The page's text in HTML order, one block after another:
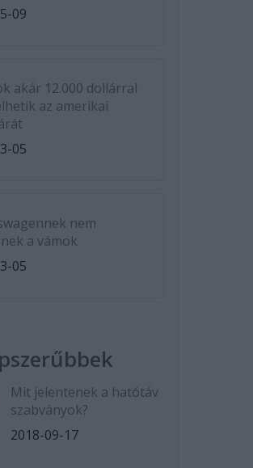
09
akár 12.000 dollárral
az amerikai
05
nem
a vámok
05
Mit jelentenek a hatótáv
szabványok?
2018-09-17